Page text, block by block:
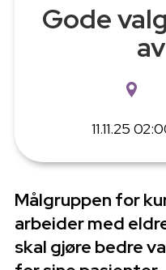
Gode
11.11.25
Målgruppen for
arbeider med
skal gjøre bedre